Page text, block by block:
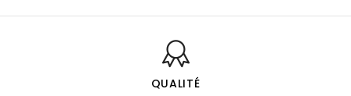
Bienfaits de la sélénite – pierre des anges
L’améthyste est-elle faite pour moi ?
QUALITÉ